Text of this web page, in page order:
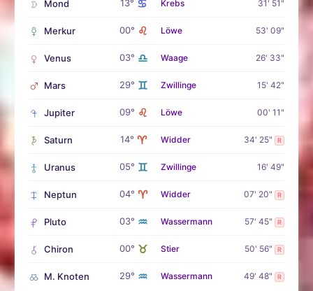
Mond 13° ♋ Krebs 31' 51"
Merkur 00° ♌ Löwe 53' 09"
Venus 03° ♎ Waage 26' 33"
Mars 29° ♊ Zwillinge 15' 42"
Jupiter 09° ♌ Löwe 00' 11"
Saturn 14° ♈ Widder 34' 25" R
Uranus 05° ♊ Zwillinge 16' 49"
Neptun 04° ♈ Widder 07' 20" R
Pluto 03° ♒ Wassermann 57' 45" R
Chiron 00° ♉ Stier 50' 56" R
M. Knoten 29° ♒ Wassermann 49' 48" R